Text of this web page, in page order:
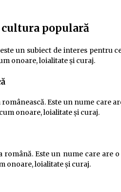
populară
un subiect de interes pentru
onoare, loialitate și curaj.
Este un nume care
onoare, loialitate și curaj.
Este un nume care are
onoare, loialitate și curaj.